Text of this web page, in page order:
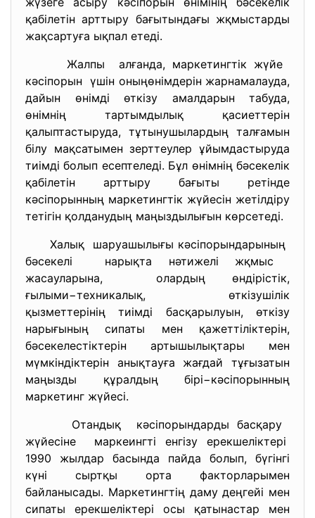
қабілетін арттыру бағытындағы жқмыстарды
жақсартуға ықпал етеді.
Жалпы алғанда, маркетингтік жүйе
кәсіпорын үшін оныңөнімдерін жарнамалауда,
дайын өнімді өткізу амалдарын табуда,
өнімнің тартымдылық қасиеттерін
қалыптастыруда, тұтынушылардың талғамын
білу мақсатымен зерттеулер ұйымдастыруда
тиімді болып есептеледі. Бұл өнімнің бәсекелік
қабілетін арттыру бағыты ретінде
кәсіпорынның маркетингтік жүйесін жетілдіру
тетігін қолданудың маңыздылығын көрсетеді.
Халық шаруашылығы кәсіпорындарының
бәсекелі нарықта нәтижелі жқмыс
жасауларына, олардың өндірістік,
ғылыми−техникалық, өткізушілік
қызметтерінің тиімді басқарылуын, өткізу
нарығының сипаты мен қажеттіліктерін,
бәсекелестіктерін артышылықтары мен
мүмкіндіктерін анықтауға жағдай тұғызатын
маңызды құралдың бірі−кәсіпорынның
маркетинг жүйесі.
Отандық кәсіпорындарды басқару
жүйесіне маркеингті енгізу ерекшеліктері
1990 жылдар басында пайда болып, бүгінгі
күні сыртқы орта факторларымен
байланысады. Маркетингтің даму деңгейі мен
сипаты ерекшеліктері осы қатынастар мен